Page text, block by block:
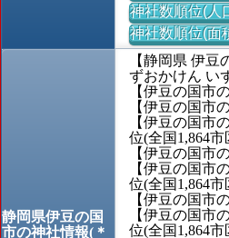
神社数順位(人
神社数順位(面
静岡県伊豆の国
市の神社情報(＊
【静岡県 伊
ずおかけん い
【伊豆の国市
【伊豆の国市
【伊豆の国市
位(全国1,864
【伊豆の国市
【伊豆の国市
位(全国1,864
【伊豆の国市
【伊豆の国市
位(全国1,864